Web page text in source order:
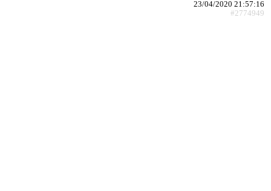
23/04/2020 21:57:16
#2774949